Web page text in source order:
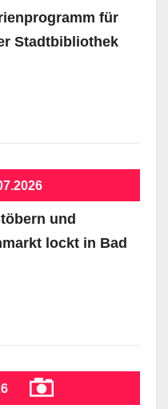
für
Stadtbibliothek
und
lockt in Bad